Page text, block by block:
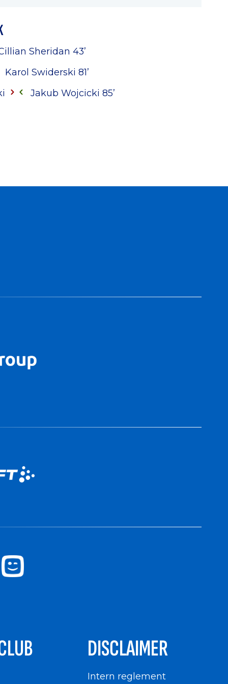
Sheridan 43’
Karol Swiderski 81’
Jakub Wojcicki 85’
DISCLAIMER
Intern reglement